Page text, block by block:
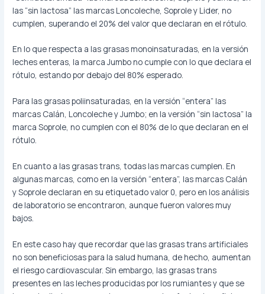
las “sin lactosa” las marcas Loncoleche, Soprole y Lider, no
cumplen, superando el 20% del valor que declaran en el rótulo.
En lo que respecta a las grasas monoinsaturadas, en la versión
leches enteras, la marca Jumbo no cumple con lo que declara el
rótulo, estando por debajo del 80% esperado.
Para las grasas poliinsaturadas, en la versión “entera” las
marcas Calán, Loncoleche y Jumbo; en la versión “sin lactosa” la
marca Soprole, no cumplen con el 80% de lo que declaran en el
rótulo.
En cuanto a las grasas trans, todas las marcas cumplen. En
algunas marcas, como en la versión “entera”, las marcas Calán
y Soprole declaran en su etiquetado valor 0, pero en los análisis
de laboratorio se encontraron, aunque fueron valores muy
bajos.
En este caso hay que recordar que las grasas trans artificiales
no son beneficiosas para la salud humana, de hecho, aumentan
el riesgo cardiovascular. Sin embargo, las grasas trans
presentes en las leches producidas por los rumiantes y que se